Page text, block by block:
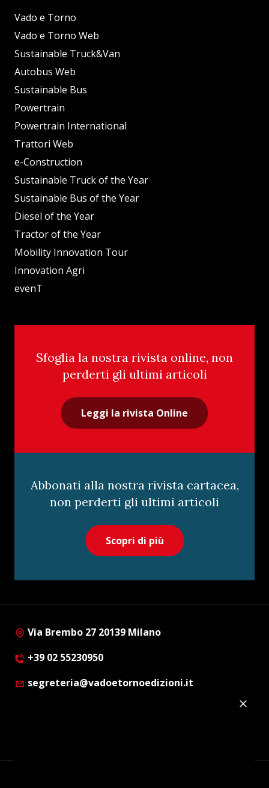
Vado e Torno
Vado e Torno Web
Sustainable Truck&Van
Autobus Web
Sustainable Bus
Powertrain
Powertrain International
Trattori Web
e-Construction
Sustainable Truck of the Year
Sustainable Bus of the Year
Diesel of the Year
Tractor of the Year
Mobility Innovation Tour
Innovation Agri
evenT
Sfoglia la nostra rivista online, non
perderti gli ultimi articoli
Leggi la rivista Online
Abbonati alla nostra rivista cartacea,
non perderti gli ultimi articoli
Scopri di più
Via Brembo 27 20139 Milano
+39 02 55230950
segreteria@vadoetornoedizioni.it